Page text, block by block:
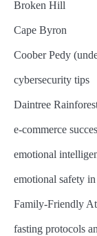
Broken Hill
Cape Byron
Coober Pedy
cybersecurity tips
Daintree
e-commerce
emotional
emotional safety
Family-Friendly
fasting protocols